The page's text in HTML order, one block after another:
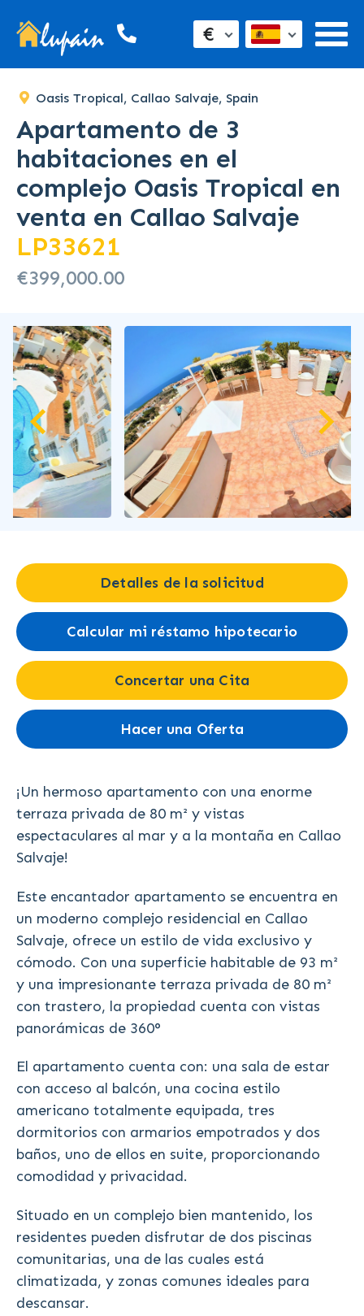
€
Oasis Tropical, Callao Salvaje, Spain
Apartamento de 3
habitaciones en el
complejo Oasis Tropical en
venta en Callao Salvaje
LP33621
€399,000.00
SOLD
Detalles de la solicitud
Calcular mi réstamo hipotecario
Concertar una Cita
Hacer una Oferta
¡Un hermoso apartamento con una enorme
terraza privada de 80 m² y vistas
espectaculares al mar y a la montaña en Callao
Salvaje!
Este encantador apartamento se encuentra en
un moderno complejo residencial en Callao
Salvaje, ofrece un estilo de vida exclusivo y
cómodo. Con una superficie habitable de 93 m²
y una impresionante terraza privada de 80 m²
con trastero, la propiedad cuenta con vistas
panorámicas de 360°
El apartamento cuenta con: una sala de estar
con acceso al balcón, una cocina estilo
americano totalmente equipada, tres
dormitorios con armarios empotrados y dos
baños, uno de ellos en suite, proporcionando
comodidad y privacidad.
Situado en un complejo bien mantenido, los
residentes pueden disfrutar de dos piscinas
comunitarias, una de las cuales está
climatizada, y zonas comunes ideales para
descansar.